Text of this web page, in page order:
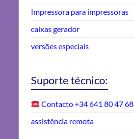
Impressora para impressoras
caixas gerador
versões especiais
Suporte técnico:
Contacto +34 641 80 47 68
assistência remota